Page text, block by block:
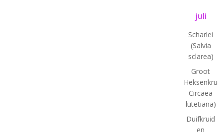
juli
Scharlei
(Salvia
sclarea)
Groot
Heksenkruid
Circaea
lutetiana)
Duifkruid
en